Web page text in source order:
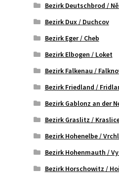
Bezirk Deutschbrod /
Bezirk Dux / Duchcov
Bezirk Eger / Cheb
Bezirk Elbogen / Loket
Bezirk Falkenau /
Bezirk Friedland /
Bezirk Gablonz an der
Bezirk Graslitz /
Bezirk Hohenelbe /
Bezirk Hohenmauth /
Bezirk Horschowitz /